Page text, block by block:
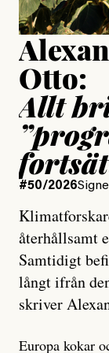
Otto:
Allt
#50/2026
återhållsamt
Samtidigt
långt ifrån
skriver
Europa kokar